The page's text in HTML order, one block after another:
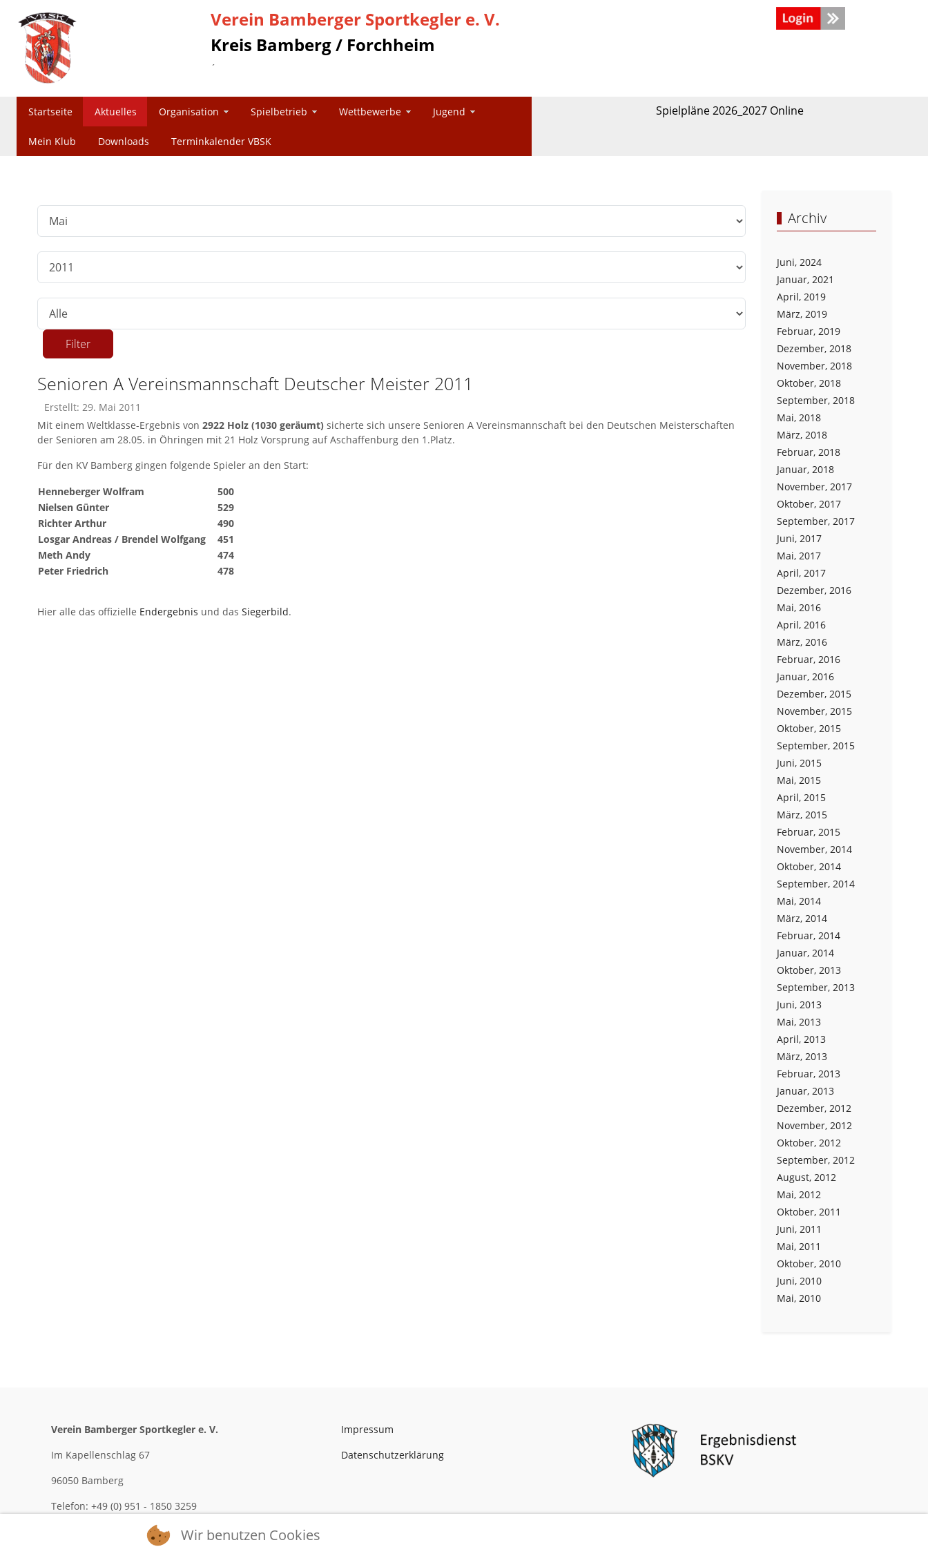
Verein Bamberger Sportkegler e. V.
Kreis Bamberg / Forchheim
´
Startseite Aktuelles Organisation Spielbetrieb Wettbewerbe Jugend
Mein Klub Downloads Terminkalender VBSK
Spielpläne 2026_2027 Online
Filter
Senioren A Vereinsmannschaft Deutscher Meister 2011
Erstellt: 29. Mai 2011
Mit einem Weltklasse-Ergebnis von 2922 Holz (1030 geräumt) sicherte sich unsere Senioren A Vereinsmannschaft bei den Deutschen Meisterschaften
der Senioren am 28.05. in Öhringen mit 21 Holz Vorsprung auf Aschaffenburg den 1.Platz.
Für den KV Bamberg gingen folgende Spieler an den Start:
Henneberger Wolfram
500
Nielsen Günter
529
Richter Arthur
490
Losgar Andreas / Brendel Wolfgang
451
Meth Andy
474
Peter Friedrich
478
Hier alle das offizielle Endergebnis und das Siegerbild.
Archiv
Juni, 2024
Januar, 2021
April, 2019
März, 2019
Februar, 2019
Dezember, 2018
November, 2018
Oktober, 2018
September, 2018
Mai, 2018
März, 2018
Februar, 2018
Januar, 2018
November, 2017
Oktober, 2017
September, 2017
Juni, 2017
Mai, 2017
April, 2017
Dezember, 2016
Mai, 2016
April, 2016
März, 2016
Februar, 2016
Januar, 2016
Dezember, 2015
November, 2015
Oktober, 2015
September, 2015
Juni, 2015
Mai, 2015
April, 2015
März, 2015
Februar, 2015
November, 2014
Oktober, 2014
September, 2014
Mai, 2014
März, 2014
Februar, 2014
Januar, 2014
Oktober, 2013
September, 2013
Juni, 2013
Mai, 2013
April, 2013
März, 2013
Februar, 2013
Januar, 2013
Dezember, 2012
November, 2012
Oktober, 2012
September, 2012
August, 2012
Mai, 2012
Oktober, 2011
Juni, 2011
Mai, 2011
Oktober, 2010
Juni, 2010
Mai, 2010
Verein Bamberger Sportkegler e. V.
Im Kapellenschlag 67
96050 Bamberg
Telefon: +49 (0) 951 - 1850 3259
Mobil: +49 (0) 170 - 209 0694
Impressum
Datenschutzerklärung
Wir benutzen Cookies